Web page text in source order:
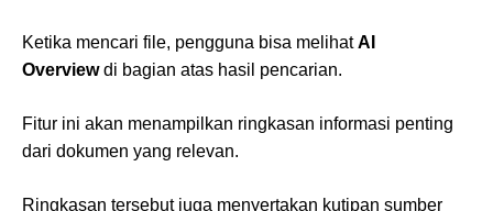
Ketika mencari file, pengguna bisa melihatAI
Overviewdi bagian atas hasil pencarian.
Fitur ini akan menampilkan ringkasan informasi penting
dari dokumen yang relevan.
Ringkasan tersebut juga menyertakan kutipan sumber